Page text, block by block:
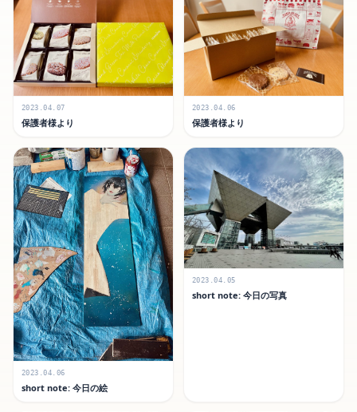
2023.04.07
保護者様より
2023.04.06
保護者様より
2023.04.06
short note: 今日の絵
2023.04.05
short note: 今日の写真